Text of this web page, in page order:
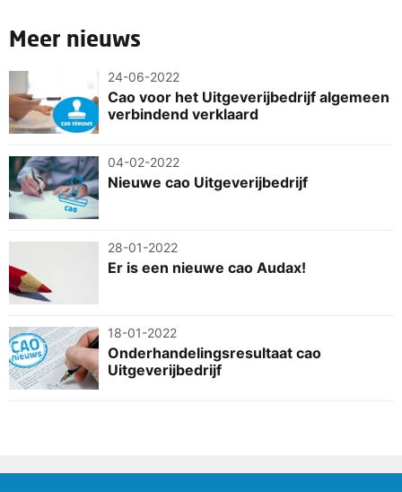
Meer nieuws
24-06-2022
Cao voor het Uitgeverijbedrijf algemeen
verbindend verklaard
04-02-2022
Nieuwe cao Uitgeverijbedrijf
28-01-2022
Er is een nieuwe cao Audax!
18-01-2022
Onderhandelingsresultaat cao
Uitgeverijbedrijf